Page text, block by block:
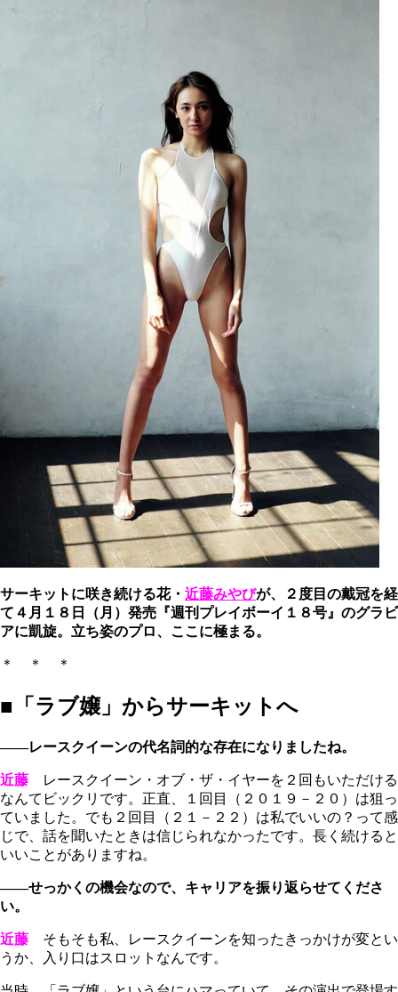
サーキットに咲き続ける花・ 近藤みやびが、２度目の戴冠を経
て４月１８日（月）発売『週刊プレイボーイ１８号』のグラビ
アに凱旋。立ち姿のプロ、ここに極まる。
＊ ＊ ＊
■「ラブ嬢」からサーキットへ
――レースクイーンの代名詞的な存在になりましたね。
近藤 レースクイーン・オブ・ザ・イヤーを２回もいただける
なんてビックリです。正直、１回目（２０１９－２０）は狙っ
ていました。でも２回目（２１－２２）は私でいいの？って感
じで、話を聞いたときは信じられなかったです。長く続けると
いいことがありますね。
――せっかくの機会なので、キャリアを振り返らせてくださ
い。
近藤 そもそも私、レースクイーンを知ったきっかけが変とい
うか、入り口はスロットなんです。